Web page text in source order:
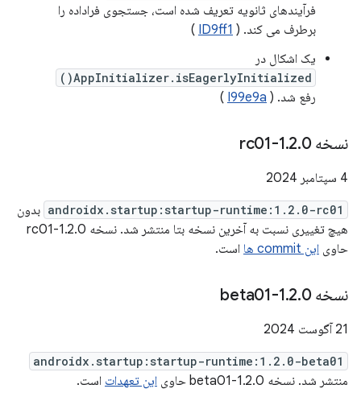
فرآیندهای ثانویه تعریف شده است، جستجوی فراداده را
برطرف می کند. ( ID9ff1
)
یک اشکال در
AppInitializer.isEagerlyInitialized()
رفع شد. ( I99e9a
)
نسخه 1 .2.0-rc01
4 سپتامبر 2024
androidx.startup:startup-runtime:1.2.0-rc01 بدون
هیچ تغییری نسبت به آخرین نسخه بتا منتشر شد. نسخه 1.2.0-rc01
حاوی این commit ها است.
نسخه 1 .2.0-beta01
21 آگوست 2024
androidx.startup:startup-runtime:1.2.0-beta01
منتشر شد. نسخه 1.2.0-beta01 حاوی این تعهدات است.